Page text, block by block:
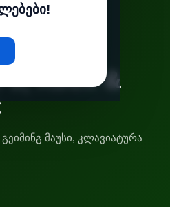
Xbox &
მაუსი, კლავიატურა